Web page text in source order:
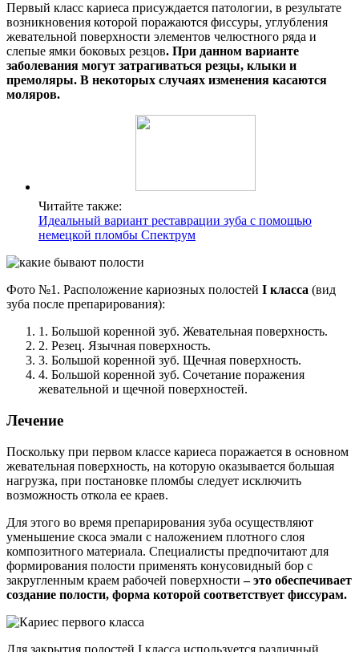
Первый класс кариеса присуждается патологии, в результате
возникновения которой поражаются фиссуры, углубления
жевательной поверхности элементов челюстного ряда и
слепые ямки боковых резцов. При данном варианте
заболевания могут затрагиваться резцы, клыки и
премоляры. В некоторых случаях изменения касаются
моляров.
Читайте также:
Идеальный вариант реставрации зуба с помощью
немецкой пломбы Спектрум
Фото №1. Расположение кариозных полостей I класса (вид
зуба после препарирования):
1. Большой коренной зуб. Жевательная поверхность.
2. Резец. Язычная поверхность.
3. Большой коренной зуб. Щечная поверхность.
4. Большой коренной зуб. Сочетание поражения
жевательной и щечной поверхностей.
Лечение
Поскольку при первом классе кариеса поражается в основном
жевательная поверхность, на которую оказывается большая
нагрузка, при постановке пломбы следует исключить
возможность откола ее краев.
Для этого во время препарирования зуба осуществляют
уменьшение скоса эмали с наложением плотного слоя
композитного материала. Специалисты предпочитают для
формирования полости применять конусовидный бор с
закругленным краем рабочей поверхности– это обеспечивает
создание полости, форма которой соответствует фиссурам.
Для закрытия полостей І класса используется различный